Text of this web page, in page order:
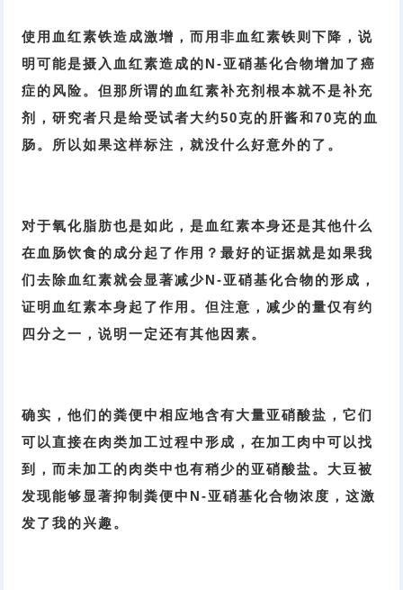
使用血红素铁造成激增，而用非血红素铁则下降，说
明可能是摄入血红素造成的N-亚硝基化合物增加了癌
症的风险。但那所谓的血红素补充剂根本就不是补充
剂，研究者只是给受试者大约50克的肝酱和70克的血
肠。所以如果这样标注，就没什么好意外的了。
对于氧化脂肪也是如此，是血红素本身还是其他什么
在血肠饮食的成分起了作用？最好的证据就是如果我
们去除血红素就会显著减少N-亚硝基化合物的形成，
证明血红素本身起了作用。但注意，减少的量仅有约
四分之一，说明一定还有其他因素。
确实，他们的粪便中相应地含有大量亚硝酸盐，它们
可以直接在肉类加工过程中形成，在加工肉中可以找
到，而未加工的肉类中也有稍少的亚硝酸盐。大豆被
发现能够显著抑制粪便中N-亚硝基化合物浓度，这激
发了我的兴趣。